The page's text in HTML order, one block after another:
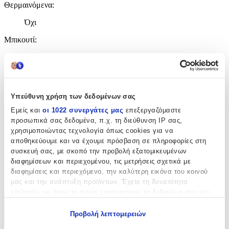
Υπεύθυνη χρήση των δεδομένων σας
Εμείς και οι 1022 συνεργάτες μας επεξεργαζόμαστε
προσωπικά σας δεδομένα, π.χ. τη διεύθυνση IP σας,
χρησιμοποιώντας τεχνολογία όπως cookies για να
αποθηκεύουμε και να έχουμε πρόσβαση σε πληροφορίες στη
συσκευή σας, με σκοπό την προβολή εξατομικευμένων
διαφημίσεων και περιεχομένου, τις μετρήσεις σχετικά με
διαφημίσεις και περιεχόμενο, την καλύτερη εικόνα του κοινού
μας και την ανάπτυξη προϊόντων. Έχετε τη δυνατότητα
Προβολή λεπτομερειών
Θερμαινόμενα:
Όχι
Μπικουτί:
Όχι
Τρίχινα :
Διάμετρος (ρόλεϊ):
11
mm